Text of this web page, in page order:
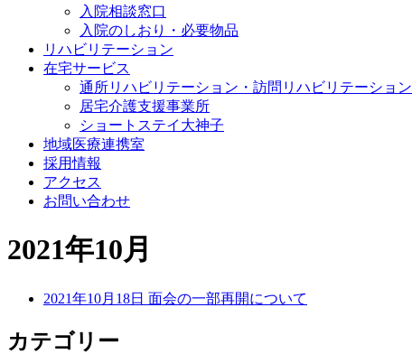
入院相談窓口
入院のしおり・必要物品
リハビリテーション
在宅サービス
通所リハビリテーション・訪問リハビリテーション
居宅介護支援事業所
ショートステイ大神子
地域医療連携室
採用情報
アクセス
お問い合わせ
2021年10月
2021年10月18日 面会の一部再開について
カテゴリー